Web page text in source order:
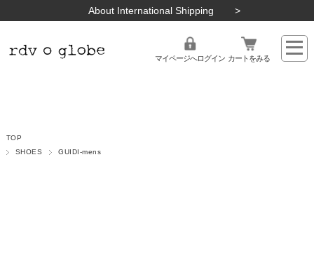
About International Shipping
マイページへログイン カートをみる
TOP
SHOES
GUIDI-mens